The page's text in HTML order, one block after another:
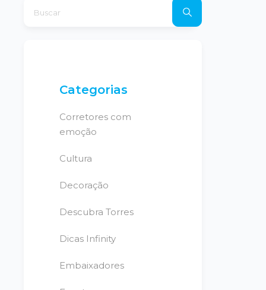
Categorias
Corretores com
emoção
Cultura
Decoração
Descubra Torres
Dicas Infinity
Embaixadores